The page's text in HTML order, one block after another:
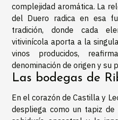
complejidad aromática. La
del Duero radica en esa
tradición, donde cada
vitivinícola aporta a la
vinos producidos,
denominación de origen y su
Las bodegas de
En el corazón de Castilla y
despliega como un tapiz